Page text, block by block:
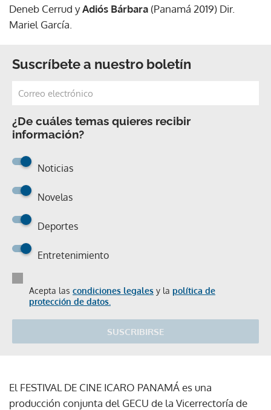
Deneb Cerrud yAdiós Bárbara (Panamá 2019) Dir.
Mariel García.
Suscríbete a nuestro boletín
¿De cuáles temas quieres recibir
información?
Noticias
Novelas
Deportes
Entretenimiento
Acepta las condiciones legales y la política de
protección de datos.
SUSCRIBIRSE
El FESTIVAL DE CINE ICARO PANAMÁ es una
producción conjunta del GECU de la Vicerrectoría de